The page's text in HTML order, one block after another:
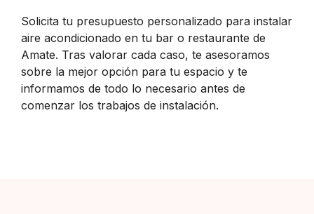
Solicita tu presupuesto personalizado para instalar
aire acondicionado en tu bar o restaurante de
Amate. Tras valorar cada caso, te asesoramos
sobre la mejor opción para tu espacio y te
informamos de todo lo necesario antes de
comenzar los trabajos de instalación.